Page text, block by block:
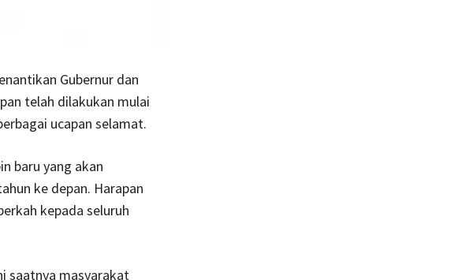
Gubernur dan
telah dilakukan mulai
ucapan selamat.
baru yang akan
ke depan. Harapan
kepada seluruh
saatnya masyarakat